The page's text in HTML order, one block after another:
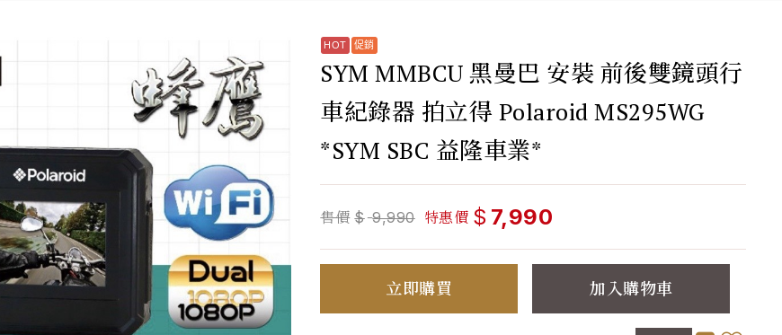
SYM MMBCU 黑曼巴 安裝 前後雙鏡頭行
車紀錄器 拍立得 Polaroid MS295WG
*SYM SBC 益隆車業*
售價 $ 9,990 特惠價 $ 7,990
立即購買 加入購物車